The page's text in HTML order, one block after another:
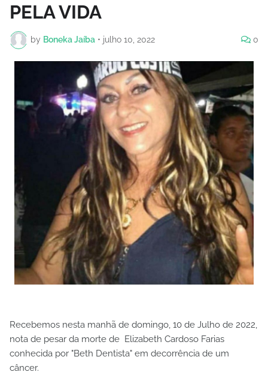
PELA VIDA
by Boneka Jaíba • julho 10, 2022 0
Recebemos nesta manhã de domingo, 10 de Julho de 2022,
nota de pesar da morte de Elizabeth Cardoso Farias
conhecida por "Beth Dentista" em decorrência de um
câncer.